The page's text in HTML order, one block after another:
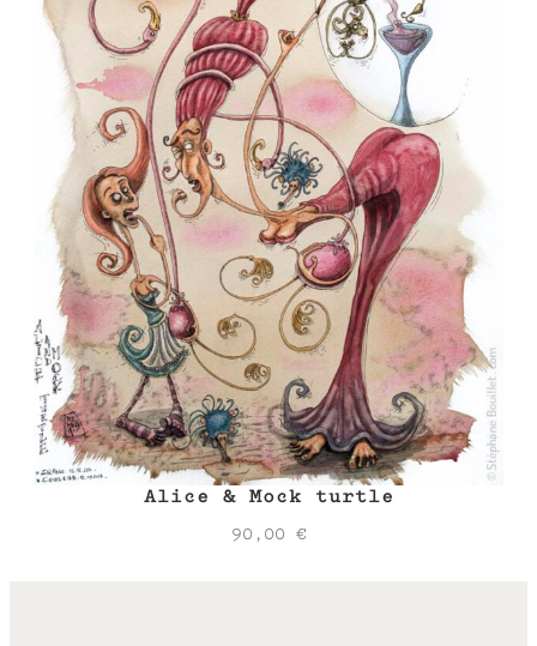
Alice & Mock turtle
90,00 €